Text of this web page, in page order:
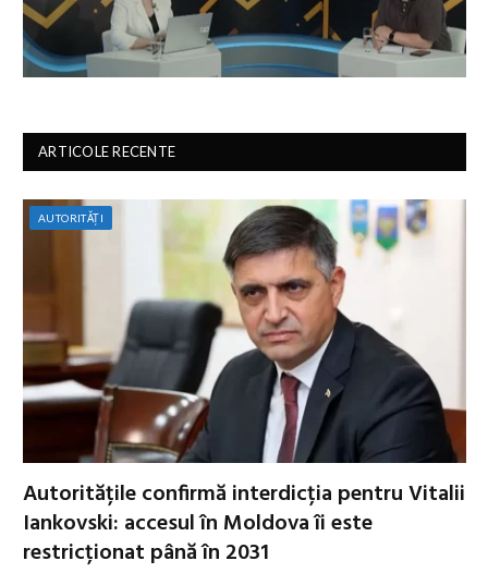
ARTICOLE RECENTE
AUTORITĂȚI
Autoritățile confirmă interdicția pentru Vitalii
Iankovski: accesul în Moldova îi este
restricționat până în 2031